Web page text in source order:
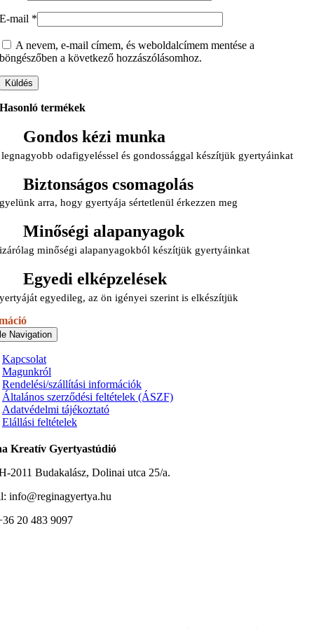
E-mail *
A nevem, e-mail címem, és weboldalcímem mentése a
böngészőben a következő hozzászólásomhoz.
Hasonló termékek
Gondos kézi munka
odafigyeléssel és gondossággal készítjük gyertyáinkat
Biztonságos csomagolás
arra, hogy gyertyája sértetlenül érkezzen meg
Minőségi alapanyagok
minőségi alapanyagokból készítjük gyertyáinkat
Egyedi elképzelések
egyedileg, az ön igényei szerint is elkészítjük
Navigation
Kapcsolat
Magunkról
Rendelési/szállítási információk
Általános szerződési feltételek (ÁSZF)
Adatvédelmi tájékoztató
Elállási feltételek
Kreatív Gyertyastúdió
2011 Budakalász, Dolinai utca 25/a.
info@reginagyertya.hu
20 483 9097